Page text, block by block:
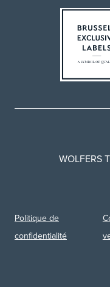
WOLFERS
Politique de
confidentialité